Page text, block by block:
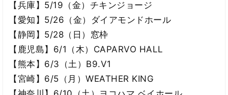
【兵庫】5/19（金）チキンジョージ
【愛知】5/26（金）ダイアモンドホール
【静岡】5/28（日）窓枠
【鹿児島】6/1（木）CAPARVO HALL
【熊本】6/3（土）B9.V1
【宮崎】6/5（月）WEATHER KING